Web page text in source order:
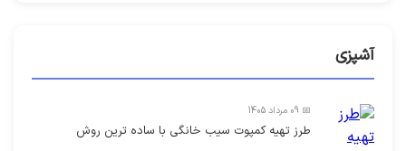
آشپزی
📅 09 مرداد 1405
طرز تهیه کمپوت سیب خانگی با ساده ترین روش